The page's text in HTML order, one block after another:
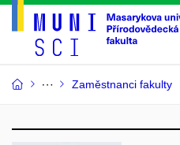
Zaměstnanci fakulty